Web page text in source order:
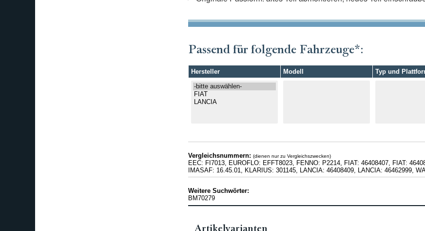
Passend für folgende Fahrzeuge*:
Hersteller Modell Typ und
Vergleichsnummern: (dienen nur zu Vergleichszwecken)
EEC: FI7013, EUROFLO: EFFT8023, FENNO: P2214, FIAT: 46408407, FIAT:
IMASAF: 16.45.01, KLARIUS: 301145, LANCIA: 46408409, LANCIA: 46462999,
Weitere Suchwörter:
BM70279